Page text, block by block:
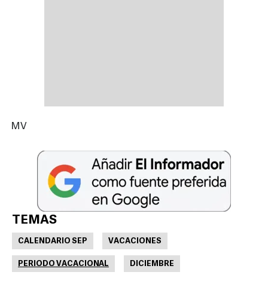
MV
TEMAS
CALENDARIO SEP VACACIONES
PERIODO VACACIONAL DICIEMBRE